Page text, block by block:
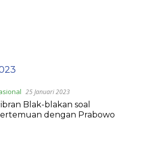
25 Januari 2023
Blak-blakan soal
dengan Prabowo